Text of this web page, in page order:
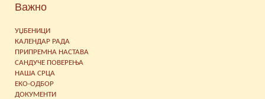
Важно
УЏБЕНИЦИ
КАЛЕНДАР РАДА
ПРИПРЕМНА НАСТАВА
САНДУЧЕ ПОВЕРЕЊА
НАША СРЦА
ЕКО-ОДБОР
ДОКУМЕНТИ